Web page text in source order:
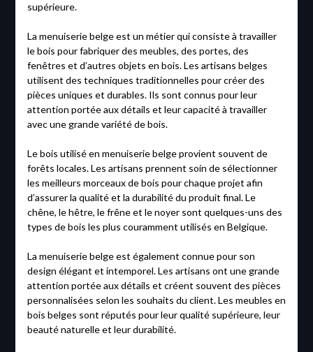
supérieure.
La menuiserie belge est un métier qui consiste à travailler
le bois pour fabriquer des meubles, des portes, des
fenêtres et d’autres objets en bois. Les artisans belges
utilisent des techniques traditionnelles pour créer des
pièces uniques et durables. Ils sont connus pour leur
attention portée aux détails et leur capacité à travailler
avec une grande variété de bois.
Le bois utilisé en menuiserie belge provient souvent de
forêts locales. Les artisans prennent soin de sélectionner
les meilleurs morceaux de bois pour chaque projet afin
d’assurer la qualité et la durabilité du produit final. Le
chêne, le hêtre, le frêne et le noyer sont quelques-uns des
types de bois les plus couramment utilisés en Belgique.
La menuiserie belge est également connue pour son
design élégant et intemporel. Les artisans ont une grande
attention portée aux détails et créent souvent des pièces
personnalisées selon les souhaits du client. Les meubles en
bois belges sont réputés pour leur qualité supérieure, leur
beauté naturelle et leur durabilité.